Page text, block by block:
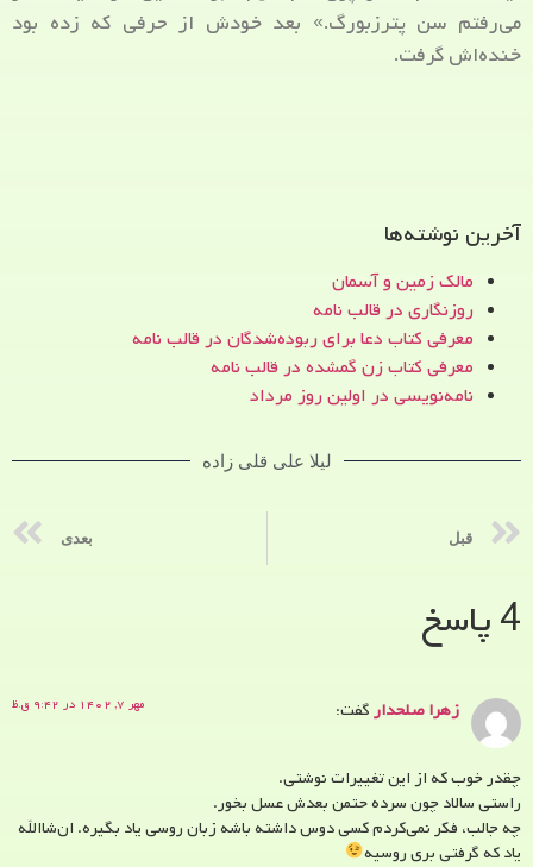
می‌رفتم سن پترزبورگ.» بعد خودش از حرفی که زده بود
خنده‌اش گرفت.
آخرین نوشته‌ها
مالک زمین و آسمان
روزنگاری در قالب نامه
معرفی کتاب دعا برای ربوده‌شدگان در قالب نامه
معرفی کتاب زن‌ گمشده در قالب نامه
نامه‌نویسی در اولین روز مرداد
لیلا علی قلی زاده
قبل بعدی
4 پاسخ
زهرا صلحدارگفت: مهر ۷, ۱۴۰۲ در ۹:۴۲ ق.ظ
چقدر خوب که از این تغییرات نوشتی.
راستی سالاد چون سرده حتمن بعدش عسل بخور.
چه جالب، فکر نمی‌کردم کسی دوس داشته باشه زبان روسی یاد بگیره. ان‌شاالله
یاد که گرفتی بری روسیه